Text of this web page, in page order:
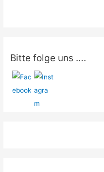
Bitte folge uns ….